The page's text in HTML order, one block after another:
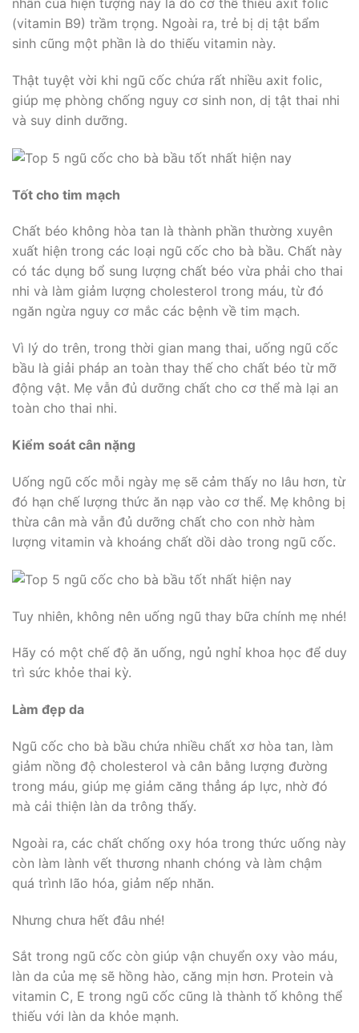
nhân của hiện tượng này là do cơ thể thiếu axit folic
(vitamin B9) trầm trọng. Ngoài ra, trẻ bị dị tật bẩm
sinh cũng một phần là do thiếu vitamin này.
Thật tuyệt vời khi ngũ cốc chứa rất nhiều axit folic,
giúp mẹ phòng chống nguy cơ sinh non, dị tật thai nhi
và suy dinh dưỡng.
Tốt cho tim mạch
Chất béo không hòa tan là thành phần thường xuyên
xuất hiện trong các loại ngũ cốc cho bà bầu. Chất này
có tác dụng bổ sung lượng chất béo vừa phải cho thai
nhi và làm giảm lượng cholesterol trong máu, từ đó
ngăn ngừa nguy cơ mắc các bệnh về tim mạch.
Vì lý do trên, trong thời gian mang thai, uống ngũ cốc
bầu là giải pháp an toàn thay thế cho chất béo từ mỡ
động vật. Mẹ vẫn đủ dưỡng chất cho cơ thể mà lại an
toàn cho thai nhi.
Kiểm soát cân nặng
Uống ngũ cốc mỗi ngày mẹ sẽ cảm thấy no lâu hơn, từ
đó hạn chế lượng thức ăn nạp vào cơ thể. Mẹ không bị
thừa cân mà vẫn đủ dưỡng chất cho con nhờ hàm
lượng vitamin và khoáng chất dồi dào trong ngũ cốc.
Tuy nhiên, không nên uống ngũ thay bữa chính mẹ nhé!
Hãy có một chế độ ăn uống, ngủ nghỉ khoa học để duy
trì sức khỏe thai kỳ.
Làm đẹp da
Ngũ cốc cho bà bầu chứa nhiều chất xơ hòa tan, làm
giảm nồng độ cholesterol và cân bằng lượng đường
trong máu, giúp mẹ giảm căng thẳng áp lực, nhờ đó
mà cải thiện làn da trông thấy.
Ngoài ra, các chất chống oxy hóa trong thức uống này
còn làm lành vết thương nhanh chóng và làm chậm
quá trình lão hóa, giảm nếp nhăn.
Nhưng chưa hết đâu nhé!
Sắt trong ngũ cốc còn giúp vận chuyển oxy vào máu,
làn da của mẹ sẽ hồng hào, căng mịn hơn. Protein và
vitamin C, E trong ngũ cốc cũng là thành tố không thể
thiếu với làn da khỏe mạnh.